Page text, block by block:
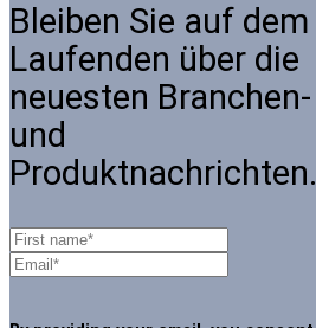
Bleiben Sie auf dem
Laufenden über die
neuesten Branchen-
und
Produktnachrichten.